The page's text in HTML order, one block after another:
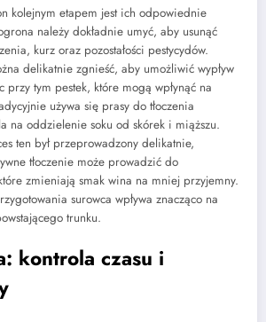
kolejnym etapem jest ich odpowiednie
należy dokładnie umyć, aby usunąć
kurz oraz pozostałości pestycydów.
delikatnie zgnieść, aby umożliwić wypływ
przy tym pestek, które mogą wpłynąć na
używa się prasy do tłoczenia
na oddzielenie soku od skórek i miąższu.
ten był przeprowadzony delikatnie,
tłoczenie może prowadzić do
zmieniają smak wina na mniej przyjemny.
surowca wpływa znacząco na
trunku.
kontrola czasu i